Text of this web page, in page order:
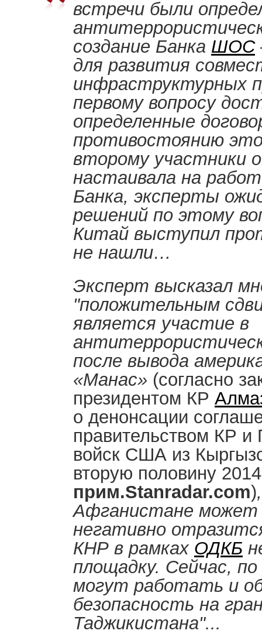
встречи были
создание Банка ШОС
для развития
инфраструктурных
первому вопросу
определенные
противостоянию
второму участники
настаивала на
Банка, эксперты
решений по этому
Китай выступил
не нашли…
Эксперт высказал
"положительным
является участие в
после вывода
«Манас» (согласно
президентом КР
о денонсации
правительством КР и
войск США из
вторую половину
прим.Stanradar.com)
Афганистане может
негативно
КНР в рамках ОДКБ
площадку. Сейчас,
могут работать и
безопасность на
Таджикистана"...